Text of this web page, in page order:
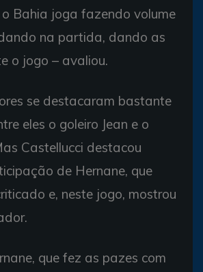
Bahia joga fazendo volume
na partida, dando as
o jogo – avaliou.
se destacaram bastante
eles o goleiro Jean e o
Castellucci destacou
de Hernane, que
e, neste jogo, mostrou
que fez as pazes com